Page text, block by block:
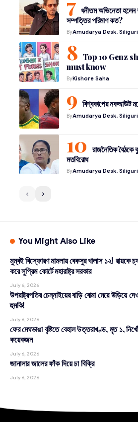
ধনীতম অভিনেতা হলেন
সম্পত্তির পরিমাণ কত?
ByAmudarya Desk, Siliguri
Top 10 Genz
must know
ByKishore Saha
বিশ্বকাপের নকআউট
ByAmudarya Desk, Siliguri
রাজনৈতিক
মতবিরোধ
ByAmudarya Desk, Siliguri
You Might Also Like
মুম্বই বিস্ফোরণ মামলায় বেকসুর খালাস ১২! রায়কে
করে সুপ্রিম কোর্টে মহারাষ্ট্র সরকার
July 6, 2026
উপরাষ্ট্রপতির চেন্নাইয়ের বাড়ি বোমা মেরে উড়িয়ে
হুমকি!
July 6, 2026
ফের মেঘভাঙা বৃষ্টিতে বেহাল উত্তরাখণ্ড, মৃত ১,
কয়েকজন
July 6, 2026
জানালার জালের ফাঁক দিয়ে চা বিক্রি
July 6, 2026